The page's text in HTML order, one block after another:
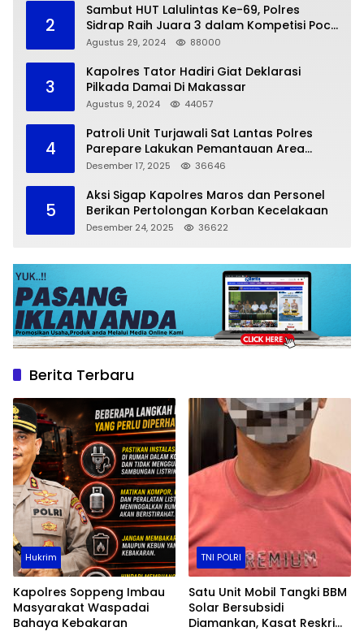
2
Sambut HUT Lalulintas Ke-69, Polres
Sidrap Raih Juara 3 dalam Kompetisi Pocil
Zona 5
Agustus 29, 2024 88000
3
Kapolres Tator Hadiri Giat Deklarasi
Pilkada Damai Di Makassar
Agustus 9, 2024 44057
4
Patroli Unit Turjawali Sat Lantas Polres
Parepare Lakukan Pemantauan Area
Larangan Parkir
Desember 17, 2025 36646
5
Aksi Sigap Kapolres Maros dan Personel
Berikan Pertolongan Korban Kecelakaan
Desember 24, 2025 36622
Berita Terbaru
Hukrim
Kapolres Soppeng Imbau
Masyarakat Waspadai
Bahaya Kebakaran
TNI POLRI
Satu Unit Mobil Tangki BBM
Solar Bersubsidi
Diamankan, Kasat Reskrim